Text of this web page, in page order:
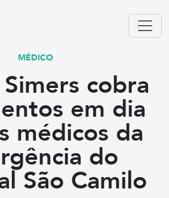
MÉDICO
cobra
em dia
médicos da
do
São Camilo